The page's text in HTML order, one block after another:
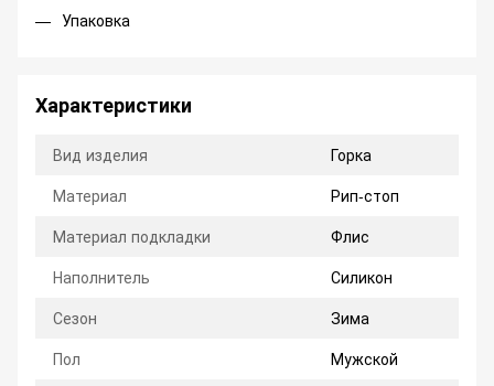
Упаковка
Характеристики
Вид изделия
Горка
Материал
Рип-стоп
Материал подкладки
Флис
Наполнитель
Силикон
Сезон
Зима
Пол
Мужской